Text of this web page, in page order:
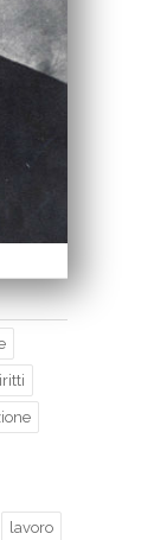
lavoro